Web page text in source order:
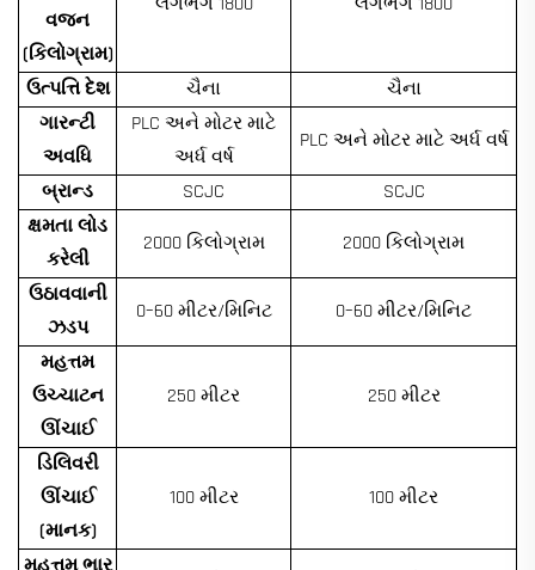
વજન
(કિલોગ્રામ)
ઉત્પત્તિ દેશ ચૈના
ચૈના
ગારન્ટી
અવધિ
PLC અને મોટર માટે
અર્ધ વર્ષ
PLC અને મોટર માટે અર્ધ વર્ષ
બ્રાન્ડ SCJC
SCJC
ક્ષમતા લોડ
કરેલી
2000 કિલોગ્રામ 2000 કિલોગ્રામ
ઉઠાવવાની
ઝડપ
0–60 મીટર/મિનિટ 0–60 મીટર/મિનિટ
મહત્તમ
ઉચ્ચાટન
ઊંચાઈ
250 મીટર 250 મીટર
ડિલિવરી
ઊંચાઈ
(માનક)
100 મીટર 100 મીટર